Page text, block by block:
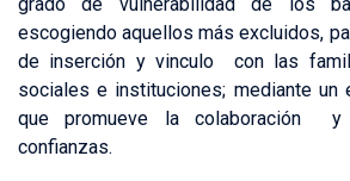
escogiendo aquellos más excluidos,
de inserción y vinculo con las
sociales e instituciones; mediante un
que promueve la colaboración y
confianzas.